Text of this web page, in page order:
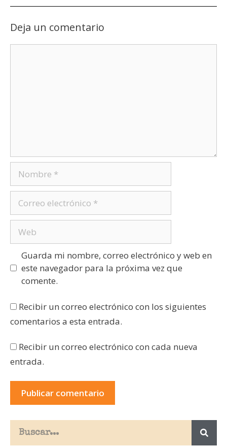
Deja un comentario
Guarda mi nombre, correo electrónico y web en
este navegador para la próxima vez que
comente.
Recibir un correo electrónico con los siguientes
comentarios a esta entrada.
Recibir un correo electrónico con cada nueva
entrada.